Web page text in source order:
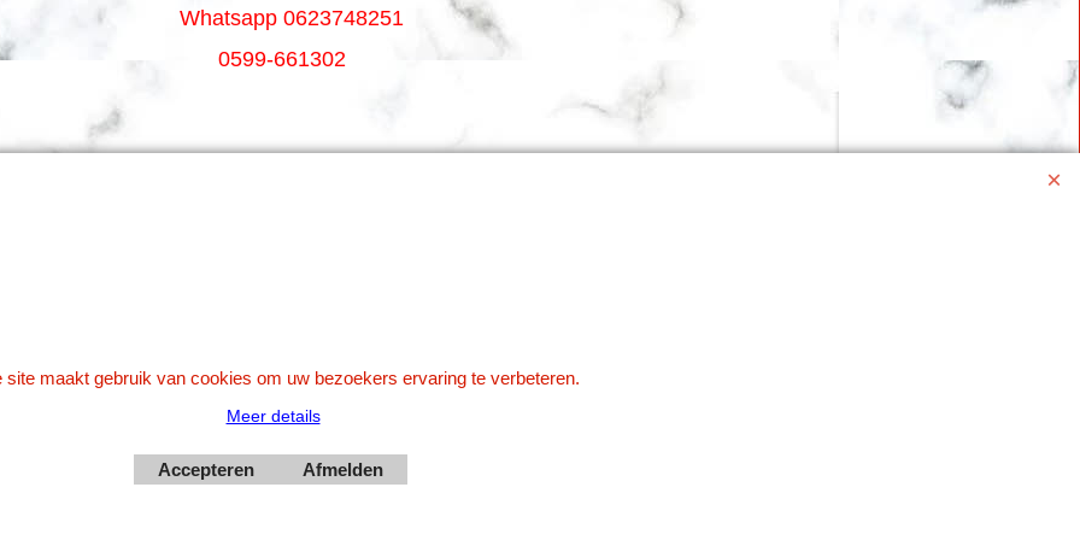
Whatsapp 0623748251
0599-661302
Webwinkel gemaakt met
ShopFactory webwinkel
software.
site maakt gebruik van cookies om uw bezoekers ervaring te verbeteren.
Meer details
Accepteren Afmelden